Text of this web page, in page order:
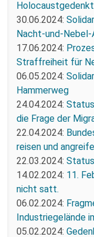
30.06.2024:
Nacht-und-
17.06.2024:
Straffreiheit für
06.05.2024:
Hammerweg
24.04.2024: Status
die Frage der
22.04.2024:
reisen und
22.03.2024:
14.02.2024: 11.
nicht satt.
06.02.2024:
Industriegelände
05.02.2024: